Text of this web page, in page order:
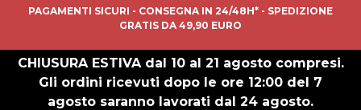
PAGAMENTI SICURI - CONSEGNA IN 24/48H* - SPEDIZIONE
GRATIS DA 49,90 EURO
CHIUSURA ESTIVA dal 10 al 21 agosto compresi.
Gli ordini ricevuti dopo le ore 12:00 del 7
agosto saranno lavorati dal 24 agosto.